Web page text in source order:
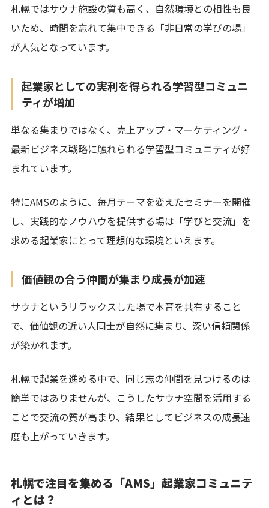
札幌ではサウナ施設の質も高く、自然環境との相性も良
いため、時間を忘れて集中できる「非日常の学びの場」
が人気となっています。
起業家としての実利を得られる学習型コミュニ
ティが増加
単なる集まりではなく、売上アップ・マーケティング・
最新ビジネス戦略に触れられる学習型コミュニティが好
まれています。
特にAMSのように、毎月テーマを変えたセミナーを開催
し、実践的なノウハウを提供する場は「学びと交流」を
求める起業家にとって理想的な環境といえます。
価値観の合う仲間が集まり成長が加速
サウナというリラックスした場で本音を共有すること
で、価値観の近い人同士が自然に集まり、深い信頼関係
が築かれます。
札幌で起業を進める中で、同じ志の仲間を見つけるのは
簡単ではありませんが、こうしたサウナ空間を活用する
ことで交流の質が高まり、結果としてビジネスの成長速
度も上がっていきます。
札幌で注目を集める「AMS」起業家コミュニテ
ィとは？